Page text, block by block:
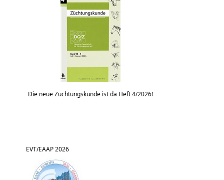
Die neue Züchtungskunde ist da Heft 4/2026!
EVT/EAAP 2026